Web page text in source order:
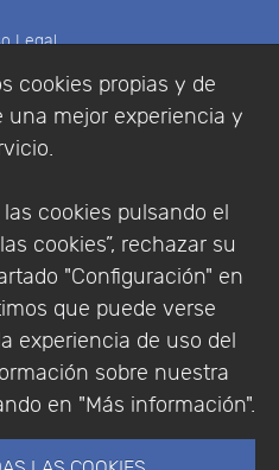
cookies propias y de
una mejor experiencia y
cookies pulsando el
cookies”, rechazar su
"Configuración" en
que puede verse
experiencia de uso del
sobre nuestra
en "Más información".
Legal
de compra
| Política de Privacidad |
Cookies
Addlink Software
S.L.